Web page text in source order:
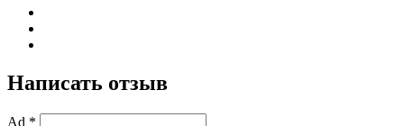
Написать отзыв
Ad *